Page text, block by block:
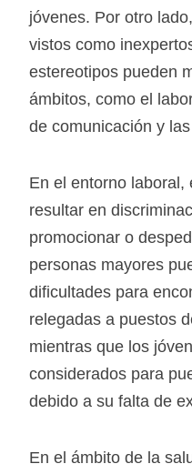
jóvenes. Por otro
vistos como
estereotipos pueden
ámbitos, como el
de comunicación y
En el entorno laboral,
resultar en
promocionar o
personas mayores
dificultades para
relegadas a puestos
mientras que los
considerados para
debido a su falta de
En el ámbito de la